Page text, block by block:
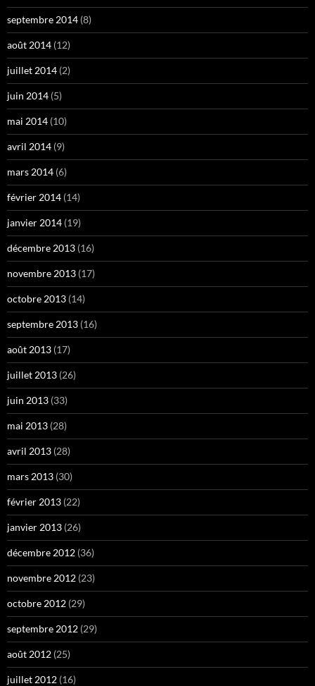
septembre 2014 (8)
août 2014 (12)
juillet 2014 (2)
juin 2014 (5)
mai 2014 (10)
avril 2014 (9)
mars 2014 (6)
février 2014 (14)
janvier 2014 (19)
décembre 2013 (16)
novembre 2013 (17)
octobre 2013 (14)
septembre 2013 (16)
août 2013 (17)
juillet 2013 (26)
juin 2013 (33)
mai 2013 (28)
avril 2013 (28)
mars 2013 (30)
février 2013 (22)
janvier 2013 (26)
décembre 2012 (36)
novembre 2012 (23)
octobre 2012 (29)
septembre 2012 (29)
août 2012 (25)
juillet 2012 (16)